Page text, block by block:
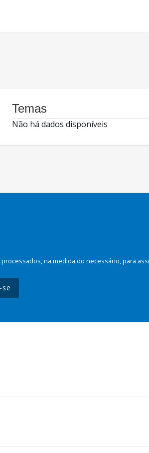
Temas
Não há dados disponíveis
na medida do necessário, para
se